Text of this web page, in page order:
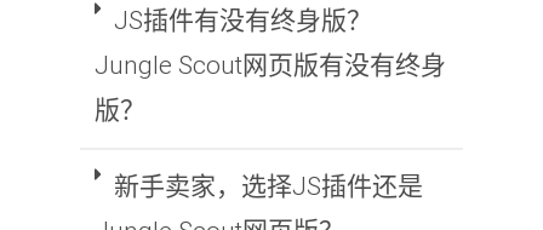
JS插件有没有终身版？
Jungle Scout网页版有没有终身
版？
新手卖家，选择JS插件还是